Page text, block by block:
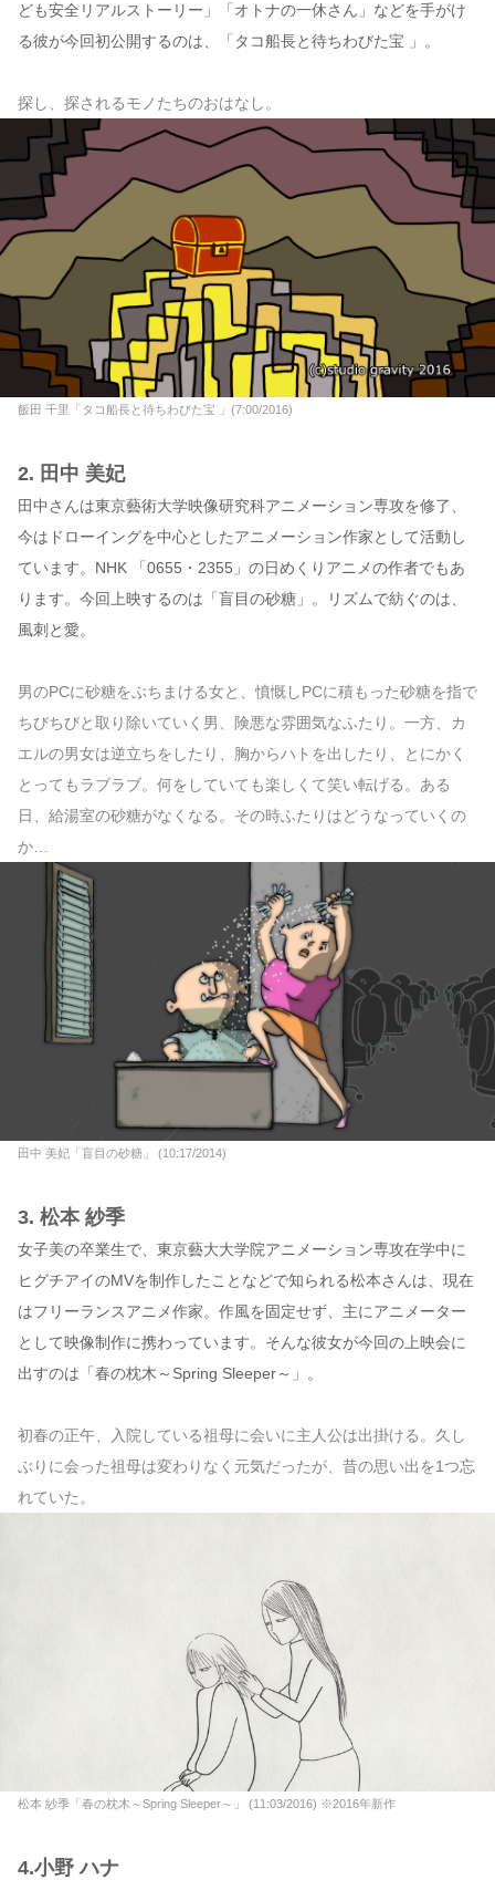
ども安全リアルストーリー」「オトナの一休さん」などを手がけ
る彼が今回初公開するのは、「タコ船長と待ちわびた宝 」。
探し、探されるモノたちのおはなし。
飯田 千里「タコ船長と待ちわびた宝 」(7:00/2016)
2. 田中 美妃
田中さんは東京藝術大学映像研究科アニメーション専攻を修了、
今はドローイングを中心としたアニメーション作家として活動し
ています。NHK 「0655・2355」の日めくりアニメの作者でもあ
ります。今回上映するのは「盲目の砂糖」。リズムで紡ぐのは、
風刺と愛。
男のPCに砂糖をぶちまける女と、憤慨しPCに積もった砂糖を指で
ちびちびと取り除いていく男、険悪な雰囲気なふたり。一方、カ
エルの男女は逆立ちをしたり、胸からハトを出したり、とにかく
とってもラブラブ。何をしていても楽しくて笑い転げる。ある
日、給湯室の砂糖がなくなる。その時ふたりはどうなっていくの
か…
田中 美妃「盲目の砂糖」 (10:17/2014)
3. 松本 紗季
女子美の卒業生で、東京藝大大学院アニメーション専攻在学中に
ヒグチアイのMVを制作したことなどで知られる松本さんは、現在
はフリーランスアニメ作家。作風を固定せず、主にアニメーター
として映像制作に携わっています。そんな彼女が今回の上映会に
出すのは「春の枕木～Spring Sleeper～」。
初春の正午、入院している祖母に会いに主人公は出掛ける。久し
ぶりに会った祖母は変わりなく元気だったが、昔の思い出を1つ忘
れていた。
松本 紗季「春の枕木～Spring Sleeper～」 (11:03/2016) ※2016年新作
4.小野 ハナ